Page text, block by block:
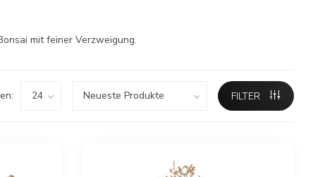
mit feiner Verzweigung.
FILTER